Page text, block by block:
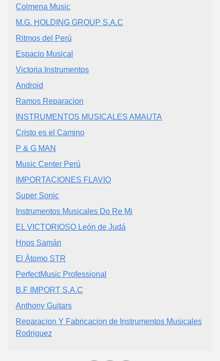
Colmena Music
M.G. HOLDING GROUP S.A.C
Ritmos del Perú
Espacio Musical
Victoria Instrumentos
Android
Ramos Reparacion
INSTRUMENTOS MUSICALES AMAUTA
Cristo es el Camino
P & G MAN
Music Center Perú
IMPORTACIONES FLAVIO
Super Sonic
Instrumentos Musicales Do Re Mi
EL VICTORIOSO León de Judá
Hnos Samán
El Átomo STR
PerfectMusic Professional
B.F IMPORT S.A.C
Anthony Guitars
Reparacion Y Fabricacion de Instrumentos Musicales
Rodriguez